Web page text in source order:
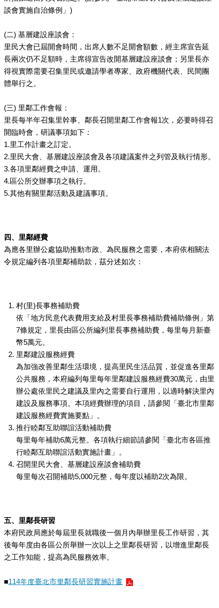
談會實施自治條例」)
(二) 基層建設座談會：
里民大會已屆開會時間，出席人數不足開會額數，經主席宣告延
長兩次仍不足額時，主席得宣告改開基層建設座談會；另里長亦
得視實際需要召集里民或邀請學者專家、政府機關代表、民間團
體舉行之。
(三) 里鄰工作會報：
里長每半年召集里幹事、鄰長召開里鄰工作會報1次，必要時得召
開臨時會，研議事項如下：
1.里工作計畫之訂定。
2.里民大會、基層建設座談會及各項建議案件之列管及執行情形。
3.各項里鄰經費之申請、運用。
4.區公所交辦事項之執行。
5.其他有關里鄰活動及建議事項。
四、里鄰經費
為應各里辦公處協助推動市政、為民服務之需要，本府依相關法
令規定編列各項里鄰補助款，茲分述如次：
村(里)長事務補助費
依「地方民意代表費用支給及村里長事務補助費補助條例」第
7條規定，里長由區公所編列里長事務補助費，每里每月新臺
幣5萬元。
里鄰建設服務經費
為加強改善里鄰生活環境，提高里民生活品質，並促進各里鄰
公共服務，本府編列每里每年里鄰建設服務經費30萬元，由里
辦公處依里民之建議及里內之需要自行運用，以適時解決里內
建設及服務事項。本項經費辦理的項目，請參閱「臺北市里鄰
建設服務經費實施要點」。
推行睦鄰互助聯誼活動補助費
每里每年補助6萬元整。各項執行細節請參閱「臺北市各區推
行睦鄰互助聯誼活動實施計畫」。
召開里民大會、基層建設座談會補助費
每里每次召開補助5,000元整，每年度以補助2次為限。
五、里鄰長研習
本府民政局應於每屆里長就職後一個月內舉辦里長工作研習，其
後每年度由各區公所舉辦一次以上之里鄰長研習，以增進里鄰長
之工作知能，提高為民服務效率。
■114年度臺北市里鄰長研習實施計畫